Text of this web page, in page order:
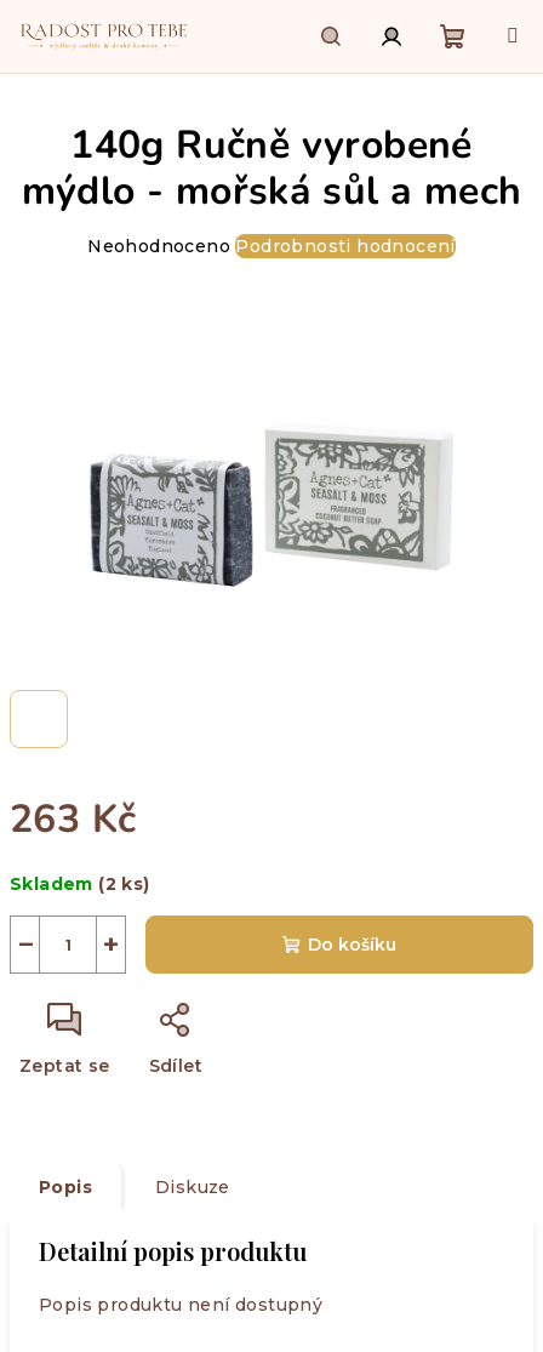
HledatPřihlášení
košík
263 Kč
cena:
Skladem (2 ks)
+
− Do košíku
Zeptat se Sdílet
140g Ručně vyrobené
mýdlo - mořská sůl a mech
Průměrné
Neohodnoceno Podrobnosti hodnocení
Popis Diskuze
Detailní popis produktu
Popis produktu není dostupný